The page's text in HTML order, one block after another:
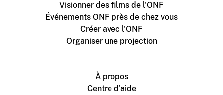
Visionner des films de l'ONF
Événements ONF près de chez vous
Créer avec l'ONF
Organiser une projection
À propos
Centre d'aide